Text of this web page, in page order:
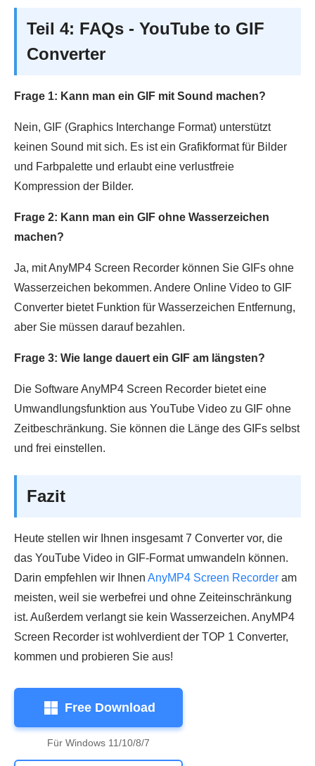
Teil 4: FAQs - YouTube to GIF
Converter
Frage 1: Kann man ein GIF mit Sound machen?
Nein, GIF (Graphics Interchange Format) unterstützt
keinen Sound mit sich. Es ist ein Grafikformat für Bilder
und Farbpalette und erlaubt eine verlustfreie
Kompression der Bilder.
Frage 2: Kann man ein GIF ohne Wasserzeichen
machen?
Ja, mit AnyMP4 Screen Recorder können Sie GIFs ohne
Wasserzeichen bekommen. Andere Online Video to GIF
Converter bietet Funktion für Wasserzeichen Entfernung,
aber Sie müssen darauf bezahlen.
Frage 3: Wie lange dauert ein GIF am längsten?
Die Software AnyMP4 Screen Recorder bietet eine
Umwandlungsfunktion aus YouTube Video zu GIF ohne
Zeitbeschränkung. Sie können die Länge des GIFs selbst
und frei einstellen.
Fazit
Heute stellen wir Ihnen insgesamt 7 Converter vor, die
das YouTube Video in GIF-Format umwandeln können.
Darin empfehlen wir Ihnen AnyMP4 Screen Recorder am
meisten, weil sie werbefrei und ohne Zeiteinschränkung
ist. Außerdem verlangt sie kein Wasserzeichen. AnyMP4
Screen Recorder ist wohlverdient der TOP 1 Converter,
kommen und probieren Sie aus!
Free Download
Für Windows 11/10/8/7